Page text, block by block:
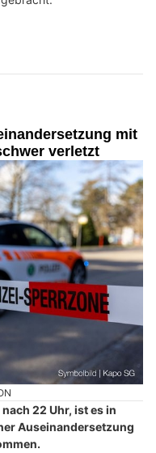
mit
verletzt
22 Uhr, ist es in
Auseinandersetzung